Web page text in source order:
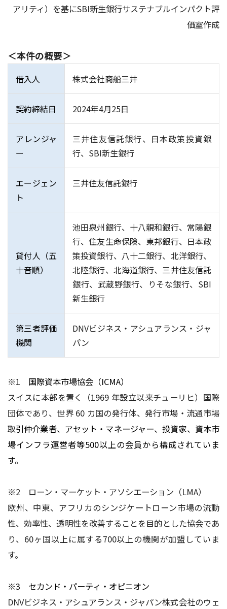
アリティ）を基にSBI新生銀行サステナブルインパクト評
価室作成
＜本件の概要＞
借入人 株式会社商船三井
契約締結日 2024年4月25日
アレンジャ
ー
三井住友信託銀行、日本政策投資銀
行、SBI新生銀行
エージェン
ト
三井住友信託銀行
貸付人（五
十音順）
池田泉州銀行、十八親和銀行、常陽銀
行、住友生命保険、東邦銀行、日本政
策投資銀行、八十二銀行、北洋銀行、
北陸銀行、北海道銀行、三井住友信託
銀行、武蔵野銀行、りそな銀行、SBI
新生銀行
第三者評価
機関
DNVビジネス・アシュアランス・ジャ
パン
※1 国際資本市場協会（ICMA）
スイスに本部を置く（1969 年設立以来チューリヒ）国際
団体であり、世界 60 カ国の発行体、発行市場・流通市場
取引仲介業者、アセット・マネージャー、投資家、資本市
場インフラ運営者等500以上の会員から構成されていま
す。
※2 ローン・マーケット・アソシエーション（LMA）
欧州、中東、アフリカのシンジケートローン市場の流動
性、効率性、透明性を改善することを目的とした協会であ
り、60ヶ国以上に属する700以上の機関が加盟していま
す。
※3 セカンド・パーティ・オピニオン
DNVビジネス・アシュアランス・ジャパン株式会社のウェ